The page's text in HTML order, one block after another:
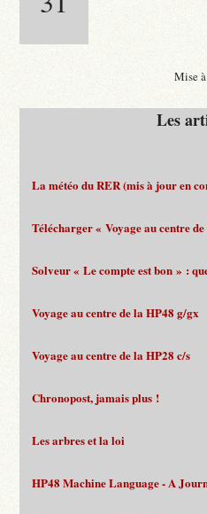
Mise
Les
La météo du RER (mis à jour en
Télécharger « Voyage au centre
Solveur « Le compte est bon » :
Voyage au centre de la HP48 g/gx
Voyage au centre de la HP28 c/s
Chronopost, jamais plus !
Les arbres et la loi
HP48 Machine Language - A